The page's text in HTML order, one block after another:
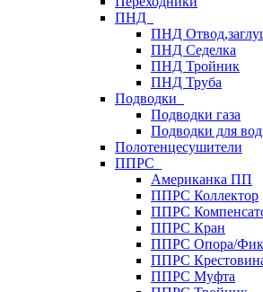
ПНД
ПНД
ПНД Седелка
ПНД Тройник
ПНД Труба
Подводки
Подводки газа
Подводки для
Полотенцесушители
ППРС
Американка ПП
ППРС Коллектор
ППРС
ППРС Кран
ППРС Опора/
ППРС
ППРС Муфта